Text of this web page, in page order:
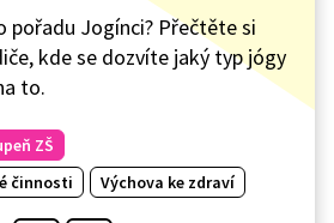
pořadu Jogínci? Přečtěte si
kde se dozvíte jaký typ jógy
to.
ZŠ
činnosti
Výchova ke zdraví